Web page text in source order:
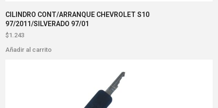
CILINDRO CONT/ARRANQUE CHEVROLET S10
97/2011/SILVERADO 97/01
$1.243
Añadir al carrito